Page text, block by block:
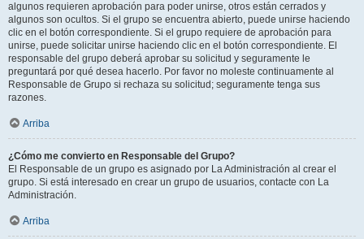
algunos requieren aprobación para poder unirse, otros están cerrados y
algunos son ocultos. Si el grupo se encuentra abierto, puede unirse haciendo
clic en el botón correspondiente. Si el grupo requiere de aprobación para
unirse, puede solicitar unirse haciendo clic en el botón correspondiente. El
responsable del grupo deberá aprobar su solicitud y seguramente le
preguntará por qué desea hacerlo. Por favor no moleste continuamente al
Responsable de Grupo si rechaza su solicitud; seguramente tenga sus
razones.
Arriba
¿Cómo me convierto en Responsable del Grupo?
El Responsable de un grupo es asignado por La Administración al crear el
grupo. Si está interesado en crear un grupo de usuarios, contacte con La
Administración.
Arriba